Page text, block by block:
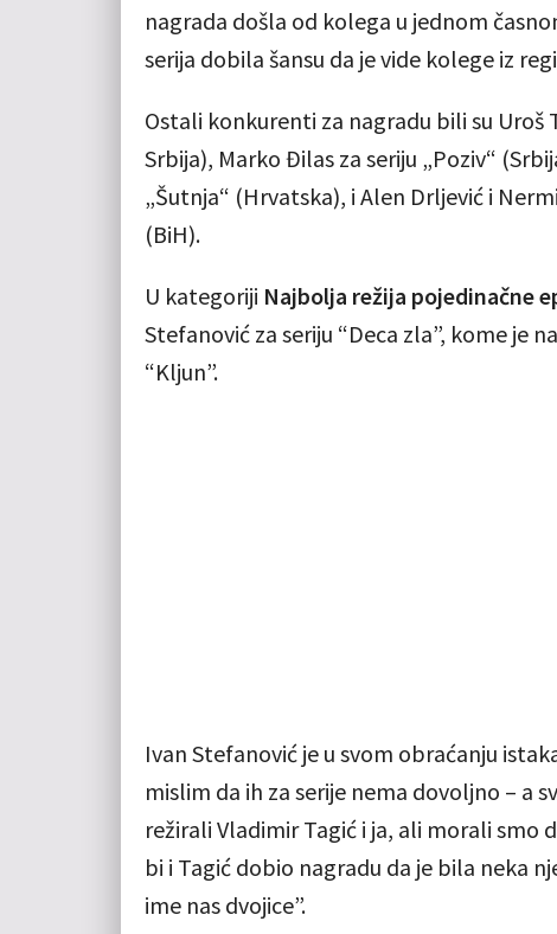
nagrada došla od kolega u jednom
serija dobila šansu da je vide kolege iz
Ostali konkurenti za nagradu bili su Uroš
Srbija), Marko Đilas za seriju „Poziv“
„Šutnja“ (Hrvatska), i Alen Drljević i
(BiH).
U kategoriji Najbolja režija pojedinačne
Stefanović za seriju “Deca zla”, kome je
“Kljun”.
Ivan Stefanović je u svom obraćanju
mislim da ih za serije nema dovoljno – a
režirali Vladimir Tagić i ja, ali morali smo
bi i Tagić dobio nagradu da je bila neka
ime nas dvojice”.